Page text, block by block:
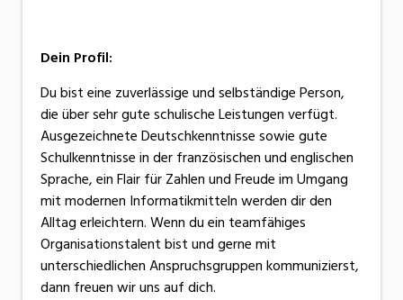
Dein Profil:
Du bist eine zuverlässige und selbständige Person,
die über sehr gute schulische Leistungen verfügt.
Ausgezeichnete Deutschkenntnisse sowie gute
Schulkenntnisse in der französischen und englischen
Sprache, ein Flair für Zahlen und Freude im Umgang
mit modernen Informatikmitteln werden dir den
Alltag erleichtern. Wenn du ein teamfähiges
Organisationstalent bist und gerne mit
unterschiedlichen Anspruchsgruppen kommunizierst,
dann freuen wir uns auf dich.